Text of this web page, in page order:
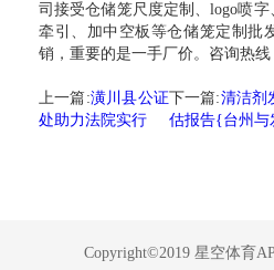
司接受仓储笼尺度定制、logo喷
牵引、加中空板等仓储笼定制批
销，重要的是一手厂价。咨询热线
上一篇:潢川县公证
处助力法院实行
下一篇:清洁剂
估报告{台州与
Copyright©2019 星空体育